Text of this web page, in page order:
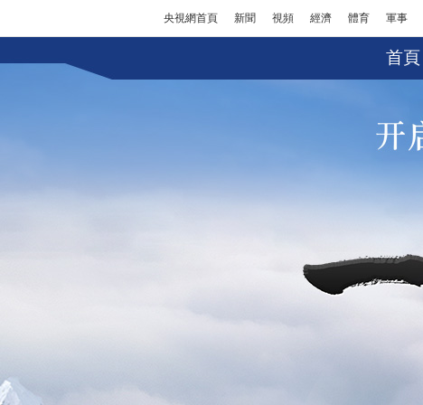
央視網首頁 新聞 視頻 經濟 體育 軍事
首頁